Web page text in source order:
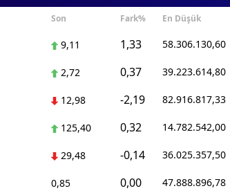
Son Fark% En Düşük
9,11 1,33 58.306.130,60
2,72 0,37 39.223.614,80
12,98 -2,19 82.916.817,33
125,40 0,32 14.782.542,00
29,48 -0,14 36.025.357,50
0,85 0,00 47.888.896,78